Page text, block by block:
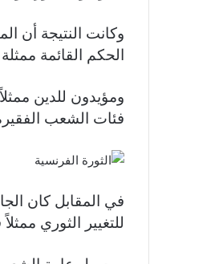
وكانت النتيجة أن
الحكم القائمة
ومؤيدون للدين
فئات الشعب
في المقابل كان
للتغيير الثوري